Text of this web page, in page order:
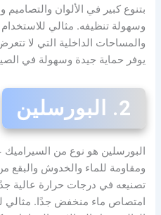
بتنوع كبير في الألوان والتصاميم
وسهولة تنظيفه. مثالي
والمساحات الداخلية التي لا
يوفر حماية جيدة وسهولة في
2. البورسلين
البورسلين هو نوع من السيراميك
ومقاومة للماء والخدوش والبقع
تصنيعه في درجات حرارة عالية
امتصاص ماء منخفض جدًا. مثالي